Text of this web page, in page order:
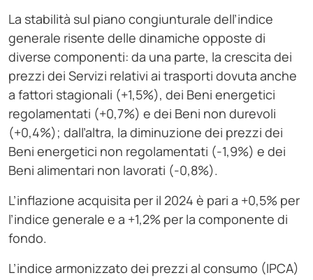
La stabilità sul piano congiunturale dell’indice
generale risente delle dinamiche opposte di
diverse componenti: da una parte, la crescita dei
prezzi dei Servizi relativi ai trasporti dovuta anche
a fattori stagionali (+1,5%), dei Beni energetici
regolamentati (+0,7%) e dei Beni non durevoli
(+0,4%); dall’altra, la diminuzione dei prezzi dei
Beni energetici non regolamentati (-1,9%) e dei
Beni alimentari non lavorati (-0,8%).
L’inflazione acquisita per il 2024 è pari a +0,5% per
l’indice generale e a +1,2% per la componente di
fondo.
L’indice armonizzato dei prezzi al consumo (IPCA)